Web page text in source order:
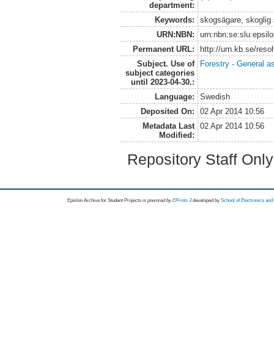
department:
Keywords:
skogsägare, skoglig
URN:NBN:
Permanent URL:
http://urn.kb.se/
Subject. Use of
subject categories
until 2023-04-30.:
Forestry - General
Language:
Swedish
Deposited On:
02 Apr 2014 10:56
Metadata Last
Modified:
02 Apr 2014 10:56
Repository Staff
Epsilon Archive for Student Projects is powored byEPrints 3 developed by School of Electronics